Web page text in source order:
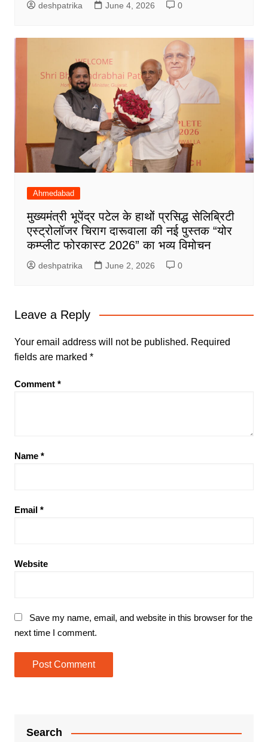
deshpatrika June 4, 2026 0
Ahmedabad
मुख्यमंत्री भूपेंद्र पटेल के हाथों प्रसिद्ध सेलिब्रिटी
एस्ट्रोलॉजर चिराग दारूवाला की नई पुस्तक “योर
कम्प्लीट फोरकास्ट 2026” का भव्य विमोचन
deshpatrika June 2, 2026 0
Leave a Reply
Your email address will not be published. Required
fields are marked *
Comment *
Name *
Email *
Website
Save my name, email, and website in this browser for the
next time I comment.
Search